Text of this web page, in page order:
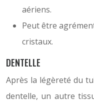
aériens.
Peut être
cristaux.
DENTELLE
Après la légèreté du
dentelle, un autre